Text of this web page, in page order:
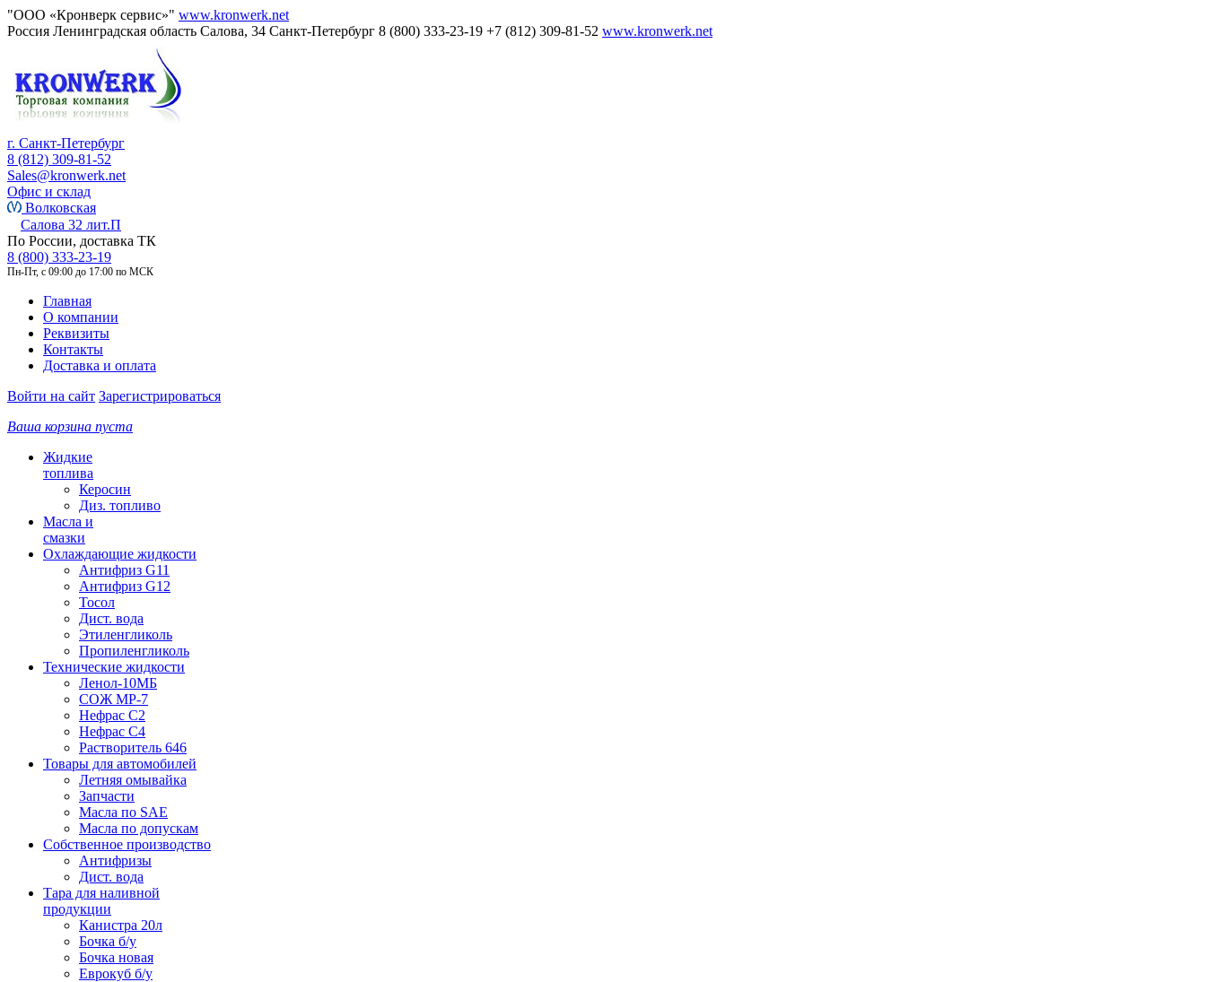
"ООО «Кронверк сервис»" www.kronwerk.net
Россия Ленинградская область Салова, 34 Санкт-Петербург 8 (800) 333-23-19 +7 (812) 309-81-52 www.kronwerk.net
г. Санкт-Петербург
8 (812) 309-81-52
Sales@kronwerk.net
Офис и склад
Волковская
Салова 32 лит.П
По России, доставка ТК
8 (800) 333-23-19
Пн-Пт, с 09:00 до 17:00 по МСК
Главная
О компании
Реквизиты
Контакты
Доставка и оплата
Войти на сайт Зарегистрироваться
Ваша корзина пуста
Жидкие
топлива
Керосин
Диз. топливо
Масла и
смазки
Охлаждающие жидкости
Антифриз G11
Антифриз G12
Тосол
Дист. вода
Этиленгликоль
Пропиленгликоль
Технические жидкости
Ленол-10МБ
СОЖ МР-7
Нефрас С2
Нефрас С4
Растворитель 646
Товары для автомобилей
Летняя омывайка
Запчасти
Масла по SAE
Масла по допускам
Собственное производство
Антифризы
Дист. вода
Тара для наливной
продукции
Канистра 20л
Бочка б/у
Бочка новая
Еврокуб б/у